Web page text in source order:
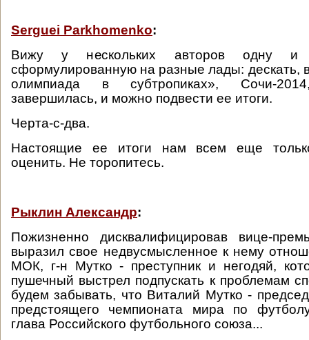
Serguei Parkhomenko:
Вижу у нескольких авторов одну
сформулированную на разные лады: дескать,
олимпиада в субтропиках», Сочи-
завершилась, и можно подвести ее итоги.
Черта-с-два.
Настоящие ее итоги нам всем еще
оценить. Не торопитесь.
Рыклин Александр:
Пожизненно дисквалифицировав вице-
выразил свое недвусмысленное к нему
МОК, г-н Мутко - преступник и негодяй,
пушечный выстрел подпускать к проблемам
будем забывать, что Виталий Мутко -
предстоящего чемпионата мира по
глава Российского футбольного союза...